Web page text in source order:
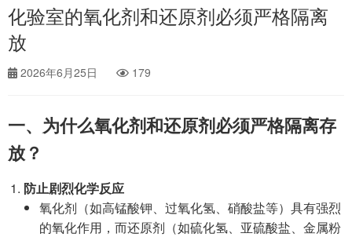
化验室的氧化剂和还原剂必须严格隔离
放
2026年6月25日 179
一、为什么氧化剂和还原剂必须严格隔离存
放？
防止剧烈化学反应
氧化剂（如高锰酸钾、过氧化氢、硝酸盐等）具有强烈
的氧化作用，而还原剂（如硫化氢、亚硫酸盐、金属粉